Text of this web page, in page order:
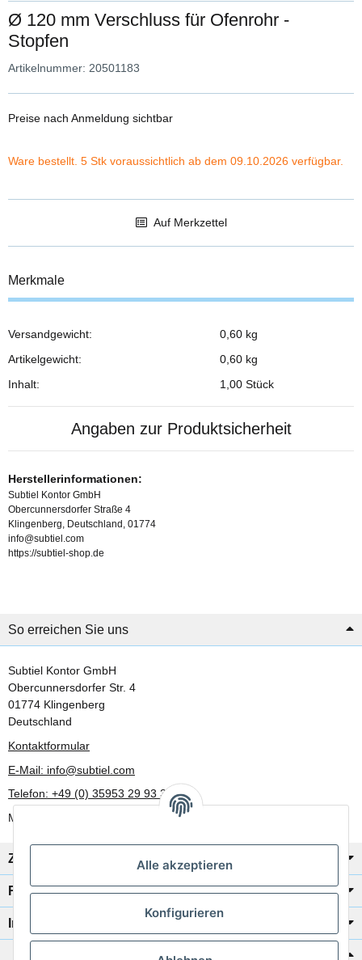
Alle akzeptieren
Konfigurieren
Ø 120 mm Verschluss für Ofenrohr -
Stopfen
Artikelnummer: 20501183
Preise nach Anmeldung sichtbar
Ware bestellt. 5 Stk voraussichtlich ab dem 09.10.2026 verfügbar.
Auf Merkzettel
Merkmale
Produkteigenschaft
Wert
Versandgewicht:
0,60 kg
Artikelgewicht:
0,60 kg
Inhalt:
1,00 Stück
Angaben zur Produktsicherheit
Herstellerinformationen:
Subtiel Kontor GmbH
Obercunnersdorfer Straße 4
Klingenberg, Deutschland, 01774
info@subtiel.com
https://subtiel-shop.de
So erreichen Sie uns
Subtiel Kontor GmbH
Obercunnersdorfer Str. 4
01774 Klingenberg
Deutschland
Kontaktformular
E-Mail: info@subtiel.com
Telefon: +49 (0) 35953 29 93 30
Mo-Fr: 8:00 Uhr - 17:00 Uhr
Zahlung/Versand
Rechtliches
Informationen
Katalog zur Hand?